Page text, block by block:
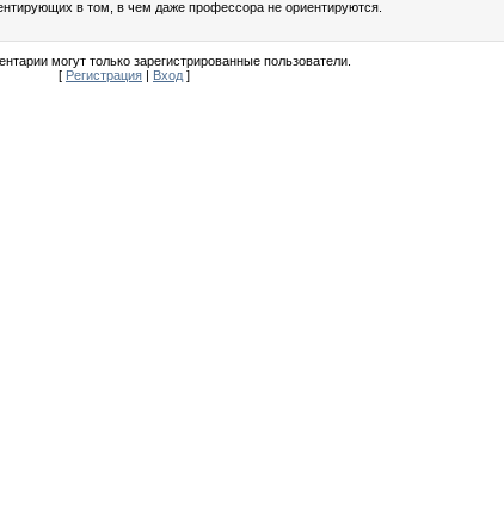
в том, в чем даже профессора не ориентируются.
могут только зарегистрированные пользователи.
[ Регистрация Вход ]